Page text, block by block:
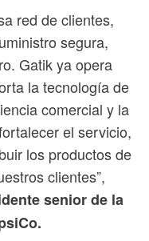
red de clientes,
segura,
Gatik ya opera
la tecnología de
comercial y la
el servicio,
los productos de
clientes”,
senior de la